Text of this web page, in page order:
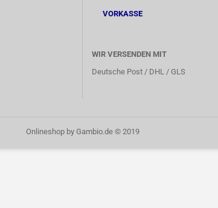
VORKASSE
WIR VERSENDEN MIT
Deutsche Post / DHL / GLS
Onlineshop by Gambio.de © 2019